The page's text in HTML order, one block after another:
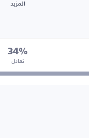
المزيد
34%
تعادل